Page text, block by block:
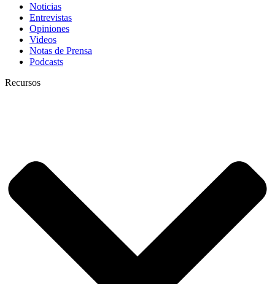
Noticias
Entrevistas
Opiniones
Videos
Notas de Prensa
Podcasts
Recursos